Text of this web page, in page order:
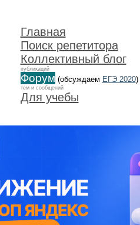
Главная
Поиск репетитора
Коллективный блог
публикаций
Форум (обсуждаем ЕГЭ 2020)
тем и сообщений
Для учебы